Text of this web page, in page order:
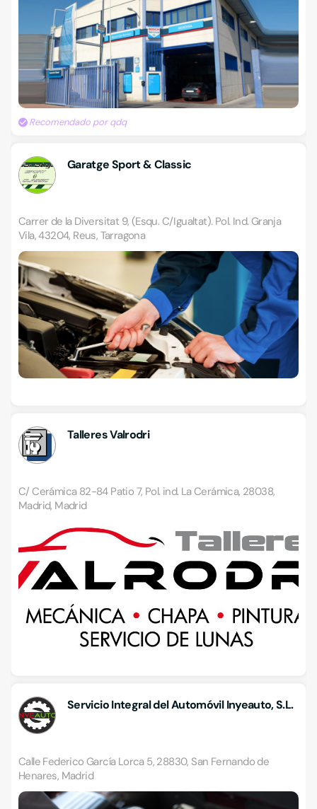
Recomendado por qdq
Garatge Sport & Classic
Carrer de la Diversitat 9, (Esqu. C/Igualtat). Pol. Ind. Granja
Vila, 43204, Reus, Tarragona
Talleres Valrodri
C/ Cerámica 82-84 Patio 7, Pol. ind. La Cerámica, 28038,
Madrid, Madrid
Servicio Integral del Automóvil Inyeauto, S.L.
Calle Federico García Lorca 5, 28830, San Fernando de
Henares, Madrid